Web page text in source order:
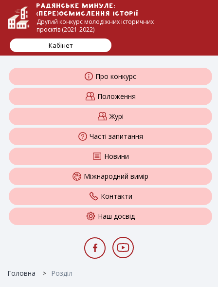
Радянське минуле:
(пере)осмислення історії
Другий конкурс молодіжних історичних
проєктів (2021-2022)
Кабінет
Про конкурс
Положення
Журі
Часті запитання
Новини
Міжнародний вимір
Контакти
Наш досвід
Головна Розділ